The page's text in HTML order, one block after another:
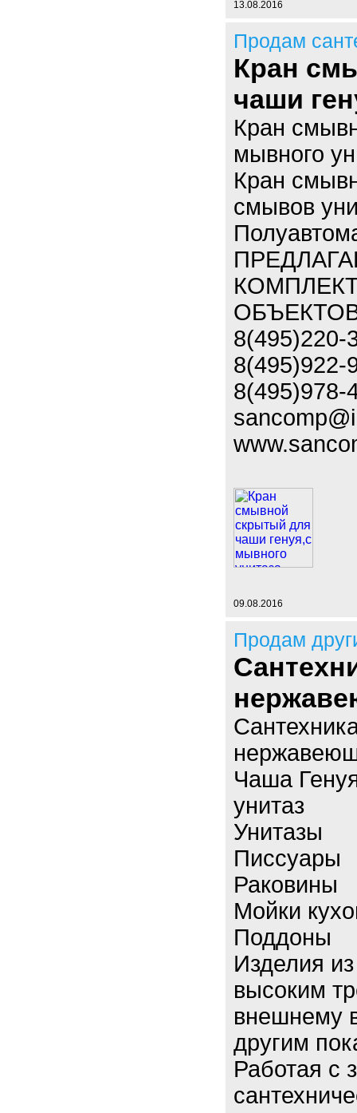
13.08.2016
Продам
Кран
чаши
Кран
мывного
Кран
смывов
8(495)220-
8(495)922-
8(495)978-
09.08.2016
Продам
Чаша
унитаз
Унитазы
Писсуары
Раковины
Мойки
Поддоны
Изделия
высоким
внешнему
другим
Работая с